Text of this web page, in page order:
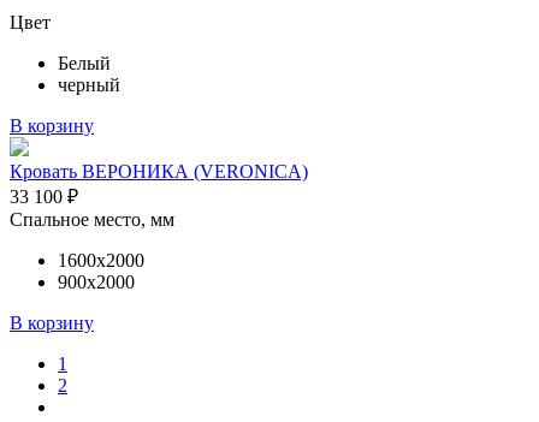
Цвет
Белый
черный
В корзину
Кровать ВЕРОНИКА (VERONICA)
33 100 ₽
Спальное место, мм
1600х2000
900х2000
В корзину
1
2